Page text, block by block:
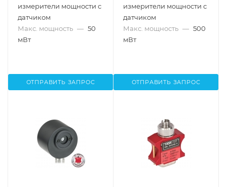
измерители мощности с
датчиком
Макс. мощность — 50
мВт
ОТПРАВИТЬ ЗАПРОС
измерители мощности с
датчиком
Макс. мощность — 500
мВт
ОТПРАВИТЬ ЗАПРОС